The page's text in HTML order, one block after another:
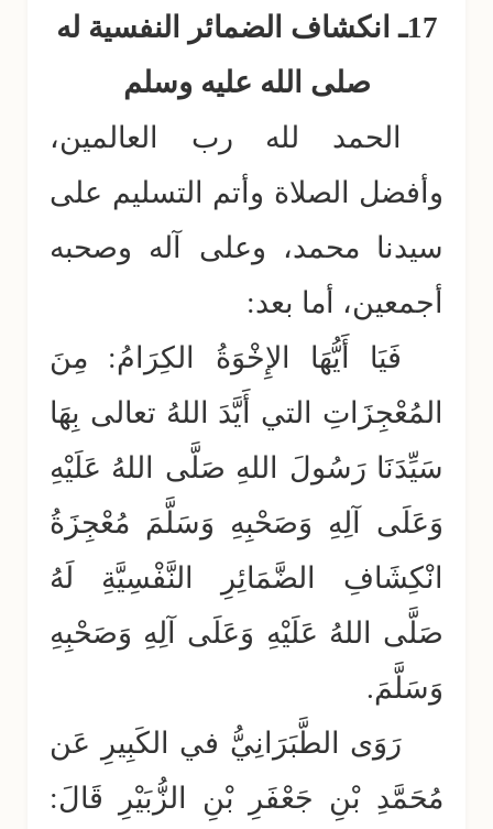
17ـ انكشاف الضمائر النفسية له
صلى الله عليه وسلم
الحمد لله رب العالمين،
وأفضل الصلاة وأتم التسليم على
سيدنا محمد، وعلى آله وصحبه
أجمعين، أما بعد:
فَيَا أَيُّهَا الإِخْوَةُ الكِرَامُ: مِنَ
المُعْجِزَاتِ التي أَيَّدَ اللهُ تعالى بِهَا
سَيِّدَنَا رَسُولَ اللهِ صَلَّى اللهُ عَلَيْهِ
وَعَلَى آلِهِ وَصَحْبِهِ وَسَلَّمَ مُعْجِزَةُ
انْكِشَافِ الضَّمَائِرِ النَّفْسِيَّةِ لَهُ
صَلَّى اللهُ عَلَيْهِ وَعَلَى آلِهِ وَصَحْبِهِ
وَسَلَّمَ.
رَوَى الطَّبَرَانِيُّ في الكَبِيرِ عَن
مُحَمَّدِ بْنِ جَعْفَرِ بْنِ الزُّبَيْرِ قَالَ: